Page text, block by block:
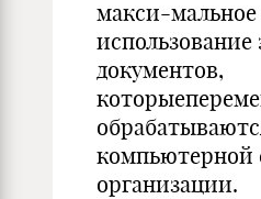
макси-мальное
документов,
компьютерной
организации.